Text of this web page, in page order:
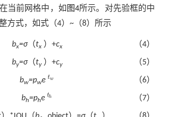
当前网格中，如 图4所示。对先验框的中
方式，如式（4）~（8）所示
bx=σ（tx）+cx
（4）
by=σ（ty）+cy
（5）
bw=pwe tw
tw
（6）
bh=phe th
th
（7）